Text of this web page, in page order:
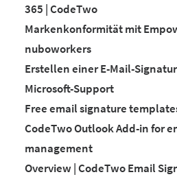
365 | CodeTwo
Markenkonformität mit
nuboworkers
Erstellen einer E-Mail-
Microsoft-Support
Free email signature
CodeTwo Outlook Add-in for
management
Overview | CodeTwo Email